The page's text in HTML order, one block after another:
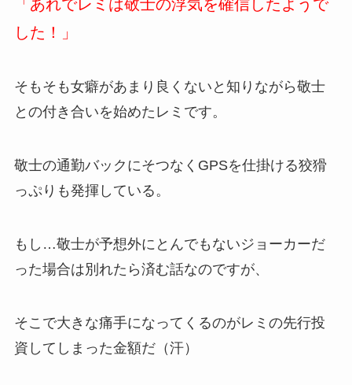
「あれでレミは敬士の浮気を確信したようで
した！」
そもそも女癖があまり良くないと知りながら敬士
との付き合いを始めたレミです。
敬士の通勤バックにそつなくGPSを仕掛ける狡猾
っぷりも発揮している。
もし…敬士が予想外にとんでもないジョーカーだ
った場合は別れたら済む話なのですが、
そこで大きな痛手になってくるのがレミの先行投
資してしまった金額だ（汗）